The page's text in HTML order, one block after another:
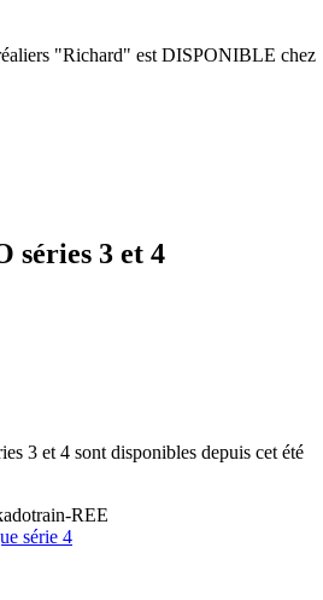
"Richard" est DISPONIBLE chez
séries 3 et 4
3 et 4 sont disponibles depuis cet été
série 4